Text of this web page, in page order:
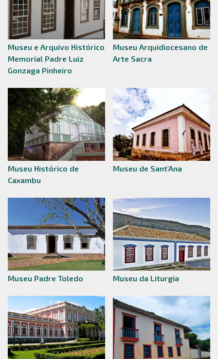
Museu e Arquivo Histórico
Memorial Padre Luiz
Gonzaga Pinheiro
Museu Arquidiocesano de
Arte Sacra
Museu Histórico de
Caxambu
Museu de Sant'Ana
Museu Padre Toledo Museu da Liturgia